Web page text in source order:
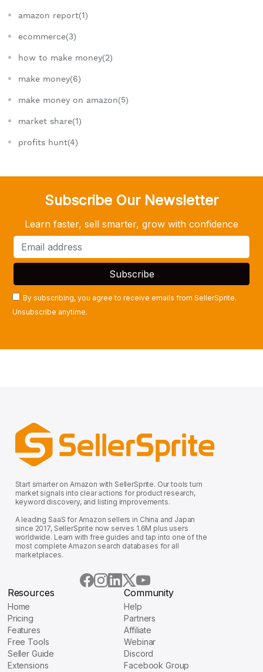
amazon report(1)
ecommerce(3)
how to make money(2)
make money(6)
make money on amazon(5)
market share(1)
profits hunt(4)
Subscribe Our Newsletter
Learn faster, sell smarter, grow with confidence
By subscribing, you agree to receive emails from SellerSprite.
Unsubscribe anytime.